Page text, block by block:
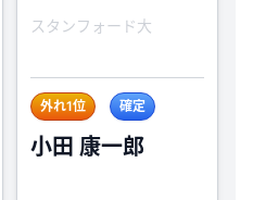
スタンフォード大
外れ1位 確定
小田 康一郎